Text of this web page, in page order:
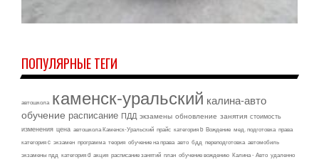
ПОПУЛЯРНЫЕ ТЕГИ
автошкола каменск-уральский калина-авто
обучение расписание ПДД экзамены обновление занятия стоимость
изменения цена автошкола Каменск-Уральский прайс категория b Вождение мед. подготовка права
категория c экзамен программа теория обучение на права авто бдд переподготовка автомобиль
экзамены пдд категория d акция расписание занятий план обучение вождению Калина - Авто удаленно